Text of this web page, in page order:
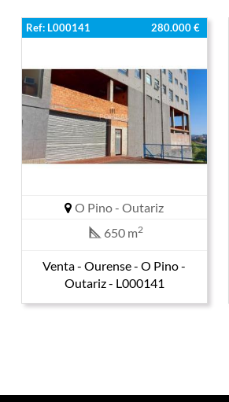
Ref: L000141 280.000 €
O Pino - Outariz
650 m2
Venta - Ourense - O Pino -
Outariz - L000141